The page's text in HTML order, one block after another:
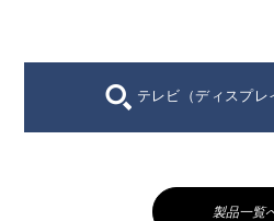
テレビ（ディスプ
製品一覧